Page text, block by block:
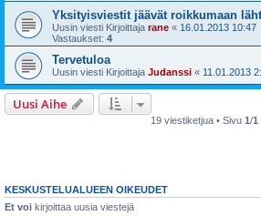
Yksityisviestit jäävät roikkumaan
Uusin viesti Kirjoittaja rane « 16.01.2013 10:47
Vastaukset: 4
Tervetuloa
Uusin viesti Kirjoittaja Judanssi « 11.01.2013
Uusi Aihe
19 viestiketjua • Sivu 1/1
KESKUSTELUALUEEN OIKEUDET
Et voi kirjoittaa uusia viestejä